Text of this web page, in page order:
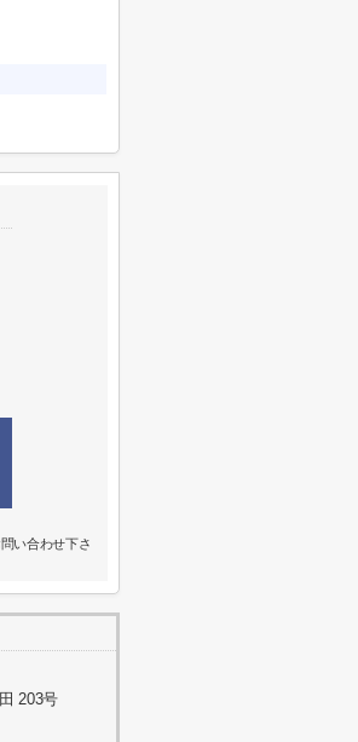
い合わせ下さ
203号